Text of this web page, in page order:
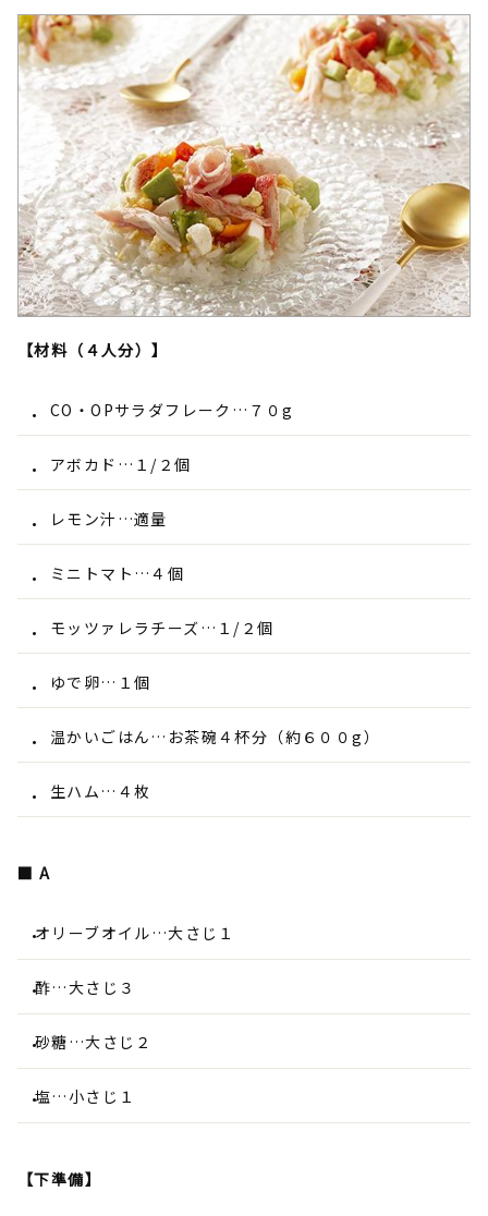
【材料（４人分）】
CO・OPサラダフレーク…７０g
アボカド…１/２個
レモン汁…適量
ミニトマト…４個
モッツァレラチーズ…１/２個
ゆで卵…１個
温かいごはん…お茶碗４杯分（約６００g）
生ハム…４枚
■ A
オリーブオイル…大さじ１
酢…大さじ３
砂糖…大さじ２
塩…小さじ１
【下準備】